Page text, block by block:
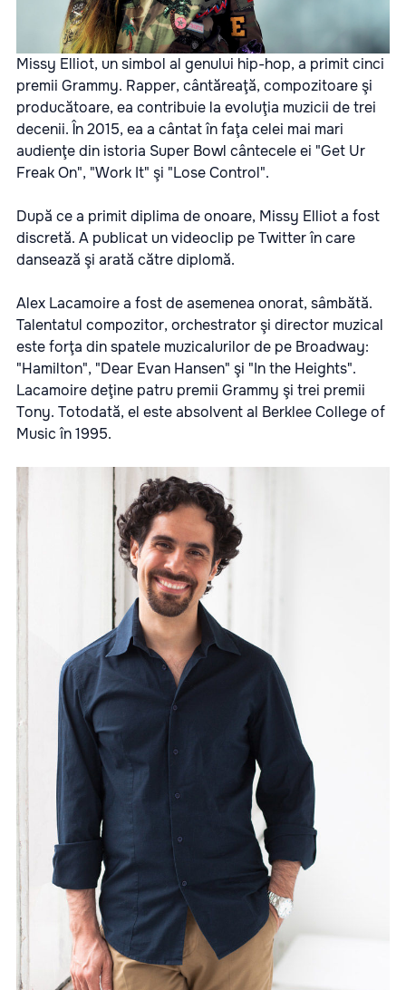
Missy Elliot, un simbol al genului hip-hop, a primit cinci
premii Grammy. Rapper, cântăreaţă, compozitoare şi
producătoare, ea contribuie la evoluţia muzicii de trei
decenii. În 2015, ea a cântat în faţa celei mai mari
audienţe din istoria Super Bowl cântecele ei "Get Ur
Freak On", "Work It" şi "Lose Control".
După ce a primit diplima de onoare, Missy Elliot a fost
discretă. A publicat un videoclip pe Twitter în care
dansează şi arată către diplomă.
Alex Lacamoire a fost de asemenea onorat, sâmbătă.
Talentatul compozitor, orchestrator şi director muzical
este forţa din spatele muzicalurilor de pe Broadway:
"Hamilton", "Dear Evan Hansen" şi "In the Heights".
Lacamoire deţine patru premii Grammy şi trei premii
Tony. Totodată, el este absolvent al Berklee College of
Music în 1995.